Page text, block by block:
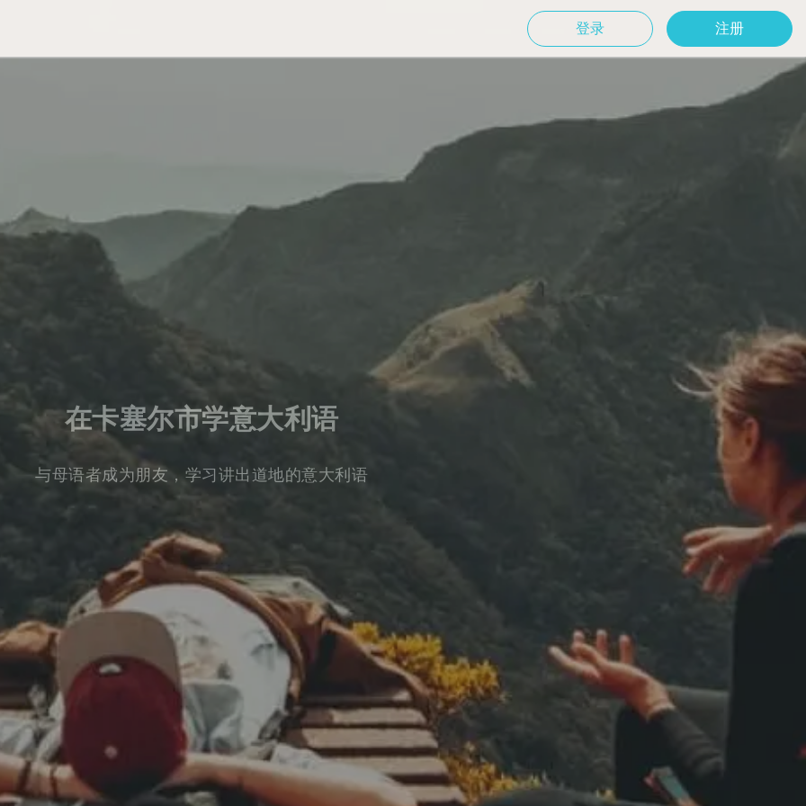
登录 注册
在卡塞尔市学意大利语
与母语者成为朋友，学习讲出道地的意大利语